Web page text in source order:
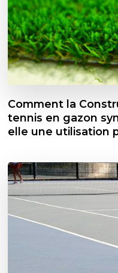
Comment la
tennis en gazon
elle une utilisation